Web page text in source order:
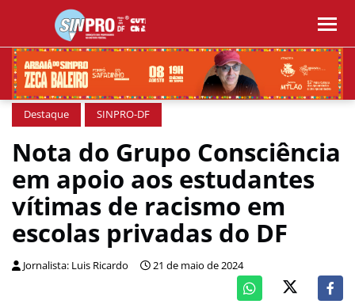
Destaque SINPRO-DF
Nota do Grupo Consciência
em apoio aos estudantes
vítimas de racismo em
escolas privadas do DF
Jornalista: Luis Ricardo 21 de maio de 2024